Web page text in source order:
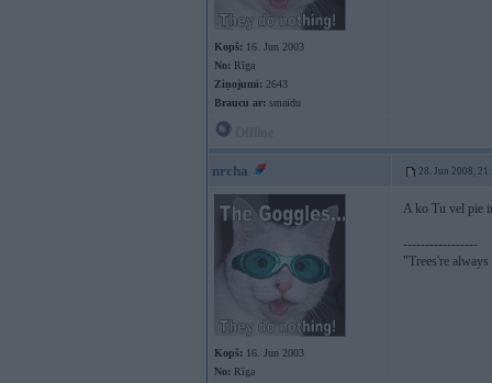
Kopš: 16. Jun 2003
No: Rīga
Ziņojumi: 2643
Braucu ar: smaidu
nrcha 28. Jun 2008,
Kopš: 16. Jun 2003
No: Rīga
A ko Tu vel pie
-----------------
"Trees're